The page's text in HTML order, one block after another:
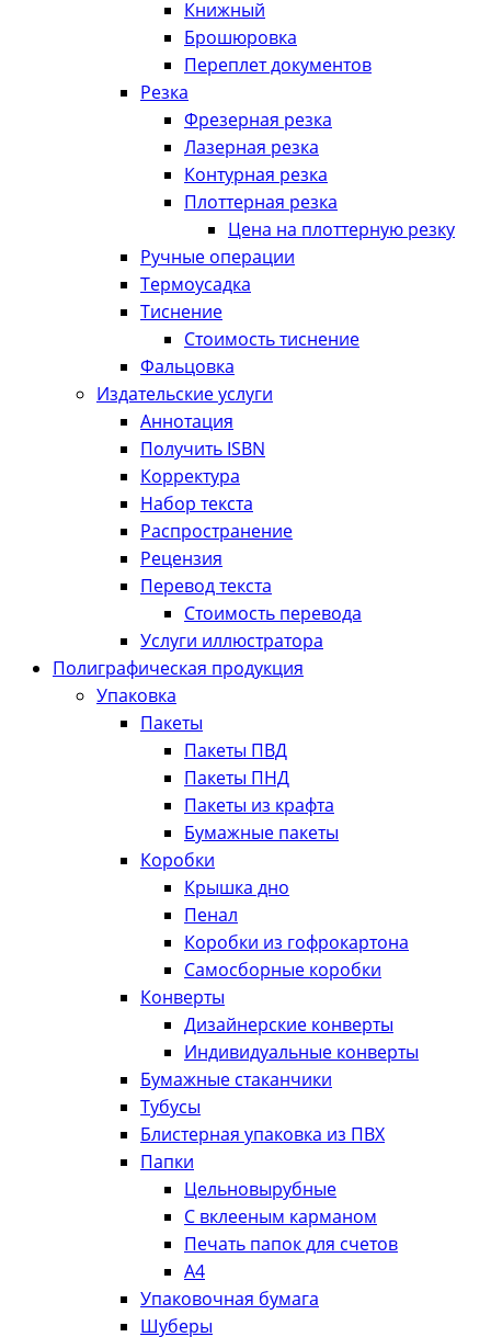
Книжный
Брошюровка
Переплет документов
Резка
Фрезерная резка
Лазерная резка
Контурная резка
Плоттерная резка
Цена на плоттерную резку
Ручные операции
Термоусадка
Тиснение
Стоимость тиснение
Фальцовка
Издательские услуги
Аннотация
Получить ISBN
Корректура
Набор текста
Распространение
Рецензия
Перевод текста
Стоимость перевода
Услуги иллюстратора
Полиграфическая продукция
Упаковка
Пакеты
Пакеты ПВД
Пакеты ПНД
Пакеты из крафта
Бумажные пакеты
Коробки
Крышка дно
Пенал
Коробки из гофрокартона
Самосборные коробки
Конверты
Дизайнерские конверты
Индивидуальные конверты
Бумажные стаканчики
Тубусы
Блистерная упаковка из ПВХ
Папки
Цельновырубные
С вклееным карманом
Печать папок для счетов
А4
Упаковочная бумага
Шуберы